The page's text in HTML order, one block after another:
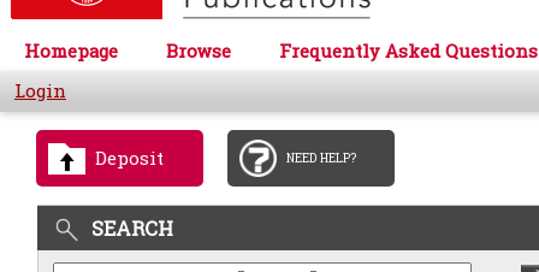
Homepage Browse
Frequently Asked Questions
Login
Deposit NEED HELP?
SEARCH